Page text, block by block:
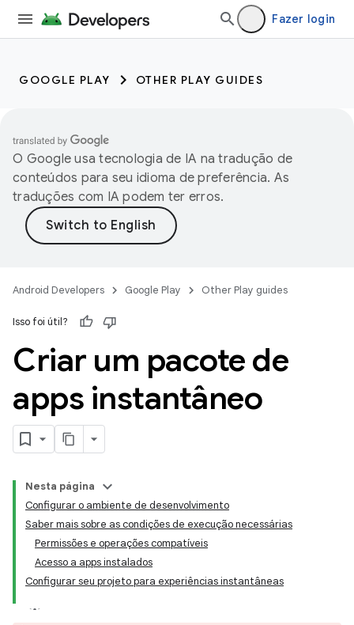
Fazer login
GOOGLE PLAY OTHER PLAY GUIDES
O Google usa tecnologia de IA na tradução de
conteúdos para seu idioma de preferência. As
traduções com IA podem ter erros.
Android Developers Google Play Other Play guides
Isso foi útil?
Criar um pacote de
apps instantâneo
Nesta página
Configurar o ambiente de desenvolvimento
Saber mais sobre as condições de execução necessárias
Permissões e operações compatíveis
Acesso a apps instalados
Configurar seu projeto para experiências instantâneas